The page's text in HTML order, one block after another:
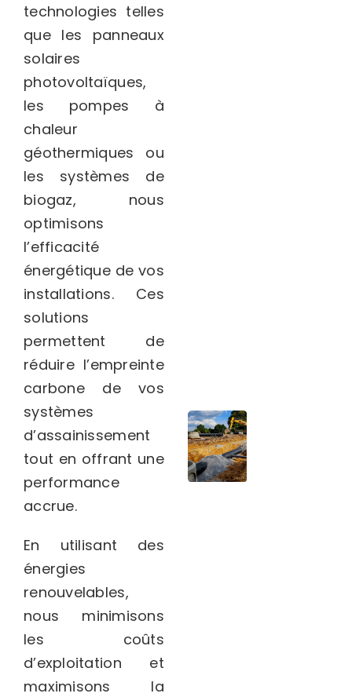
technologies telles
que les panneaux
solaires
photovoltaïques,
les pompes à
chaleur
géothermiques ou
les systèmes de
biogaz, nous
optimisons
l’efficacité
énergétique de vos
installations. Ces
solutions
permettent de
réduire l’empreinte
carbone de vos
systèmes
d’assainissement
tout en offrant une
performance
accrue.
En utilisant des
énergies
renouvelables,
nous minimisons
les coûts
d’exploitation et
maximisons la